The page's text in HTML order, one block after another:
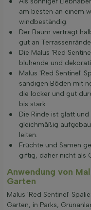
am besten an einem
windbeständig.
Der Baum verträgt
gut an
Die Malus 'Red
blühende und
Malus 'Red Sentinel'
sandigen Böden mit
die locker und gut
bis stark.
Die Rinde ist glatt
gleichmäßig
leiten.
Früchte und Samen
giftig, daher nicht als
Anwendung von
Garten
Malus 'Red Sentinel'
Garten, in Parks,